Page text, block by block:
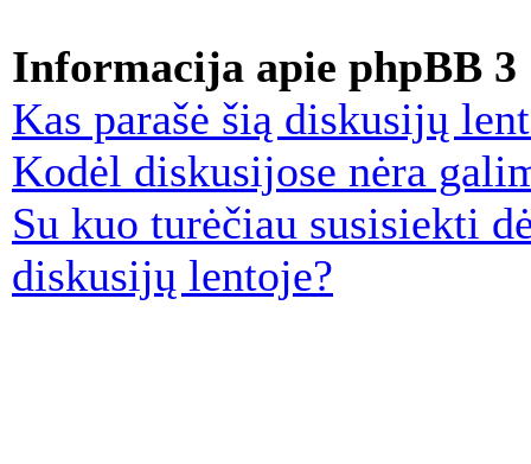
Informacija apie phpBB 3
Kas parašė šią diskusijų
Kodėl diskusijose nėra
Su kuo turėčiau susisiekti
diskusijų lentoje?